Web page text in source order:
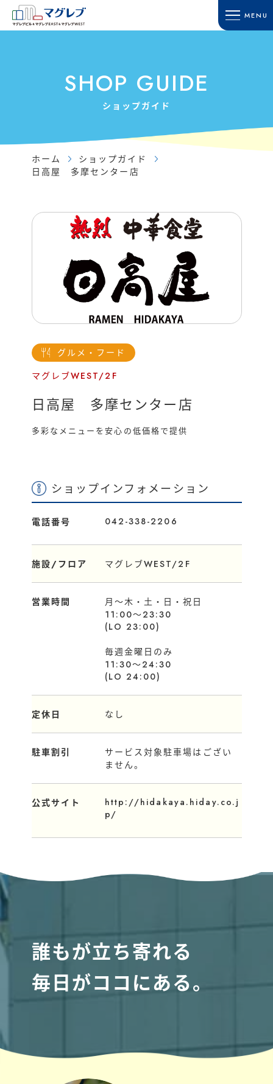
MENU
TOWN GUIDE
マグレブEAST
マグレブWEST
マグレブパーキング
新着情報
SHOP NEWS
ACCESS
アクセス・駐車場
採用情報
CONTACT
サイトマップ
運営会社 催事/物件
SHOP GUIDE
ショップガイド
ホーム
ショップガイド
日高屋 多摩センター店
グルメ・フード
マグレブWEST/2F
日高屋 多摩センター店
多彩なメニューを安心の低価格で提供
ショップインフォメーション
電話番号 042-338-2206
施設/フロア マグレブWEST/2F
営業時間
月～木・土・日・祝日
11:00～23:30
(LO 23:00)
毎週金曜日のみ
11:30～24:30
(LO 24:00)
定休日 なし
駐車割引
サービス対象駐車場はござい
ません。
公式サイト
http://hidakaya.hiday.co.j
p/
誰もが立ち寄れる
毎日がココにある。